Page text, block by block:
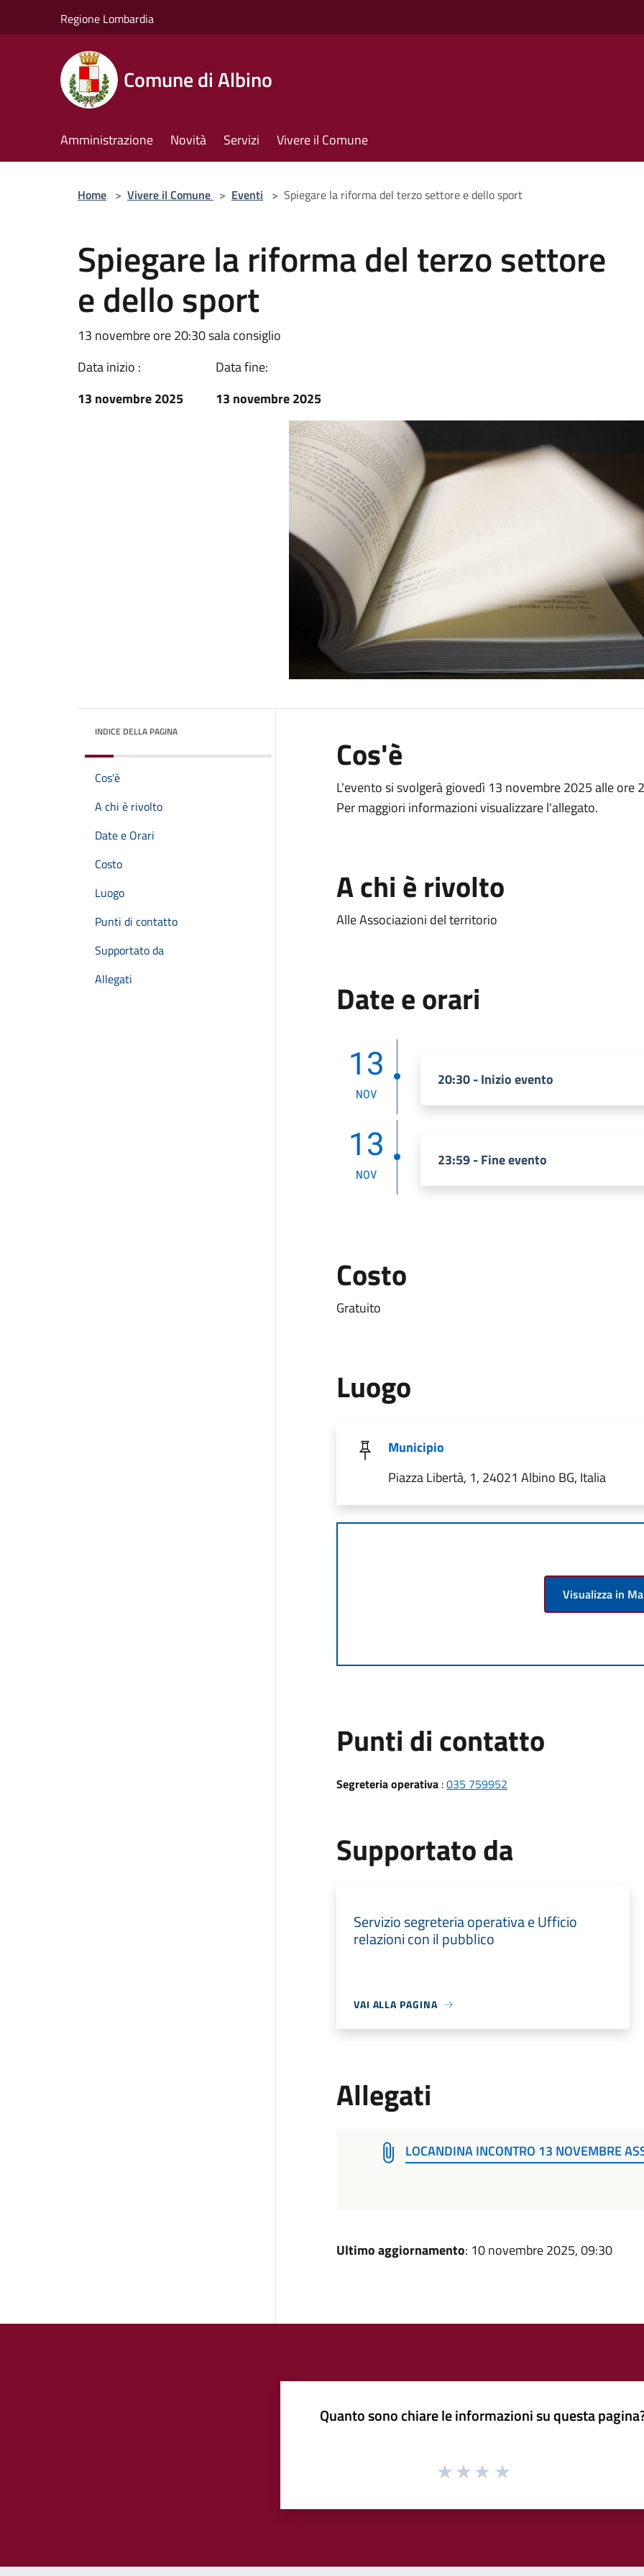
Regione Lombardia
Comune di Albino
Amministrazione Novità Servizi Vivere il Comune
Home > Vivere il Comune > Eventi > Spiegare la riforma del terzo settore e dello sport
Spiegare la riforma del terzo settore
e dello sport
13 novembre ore 20:30 sala consiglio
Data inizio :
13 novembre 2025
Data fine:
13 novembre 2025
INDICE DELLA PAGINA
Cos'è
A chi è rivolto
Date e Orari
Costo
Luogo
Punti di contatto
Supportato da
Allegati
Cos'è
L'evento si svolgerà giovedì 13 novembre 2025 alle ore
Per maggiori informazioni visualizzare l'allegato.
A chi è rivolto
Alle Associazioni del territorio
Date e orari
13
NOV
20:30 - Inizio evento
13
NOV
23:59 - Fine evento
Costo
Gratuito
Luogo
Municipio
Piazza Libertà, 1, 24021 Albino BG, Italia
Visualizza in
Punti di contatto
Segreteria operativa:035 759952
Supportato da
Servizio segreteria operativa e Ufficio
relazioni con il pubblico
VAI ALLA PAGINA
Allegati
LOCANDINA INCONTRO 13 NOVEMBRE
Ultimo aggiornamento: 10 novembre 2025, 09:30
Quanto sono chiare le informazioni su questa